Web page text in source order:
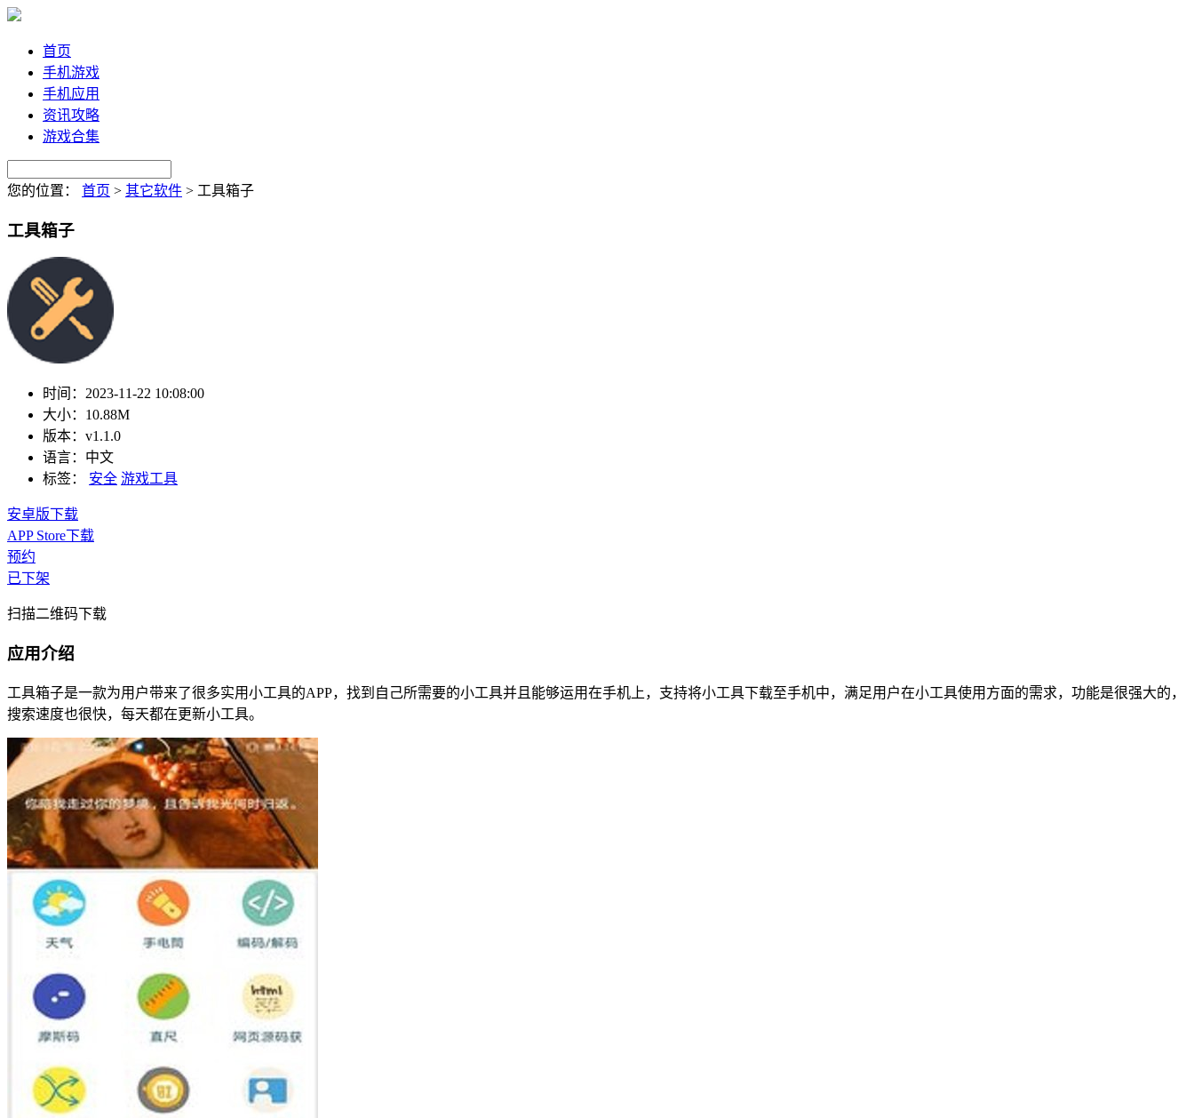
首页
手机游戏
手机应用
资讯攻略
游戏合集
您的位置： 首页 > 其它软件 > 工具箱子
工具箱子
时间： 2023-11-22 10:08:00
大小： 10.88M
版本： v1.1.0
语言： 中文
标签：
安全 游戏工具
安卓版下载
APP Store下载
预约
已下架
扫描二维码下载
应用介绍
工具箱子是一款为用户带来了很多实用小工具的APP，找到自己所需要的小工具并且能够运用在手机上，支持将小工具下载至手机中，满足用户在小工具使用方面的需求，功能是很强大的，
搜索速度也很快，每天都在更新小工具。